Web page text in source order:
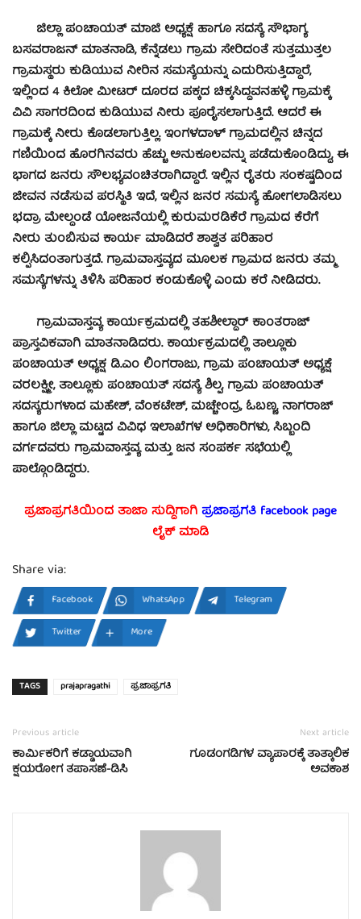
ಜಿಲ್ಲಾ ಪಂಚಾಯತ್ ಮಾಜಿ ಅಧ್ಯಕ್ಷೆ ಹಾಗೂ ಸದಸ್ಯೆ ಸೌಭಾಗ್ಯ
ಬಸವರಾಜನ್ ಮಾತನಾಡಿ, ಕೆನ್ನೆಡಲು ಗ್ರಾಮ ಸೇರಿದಂತೆ ಸುತ್ತಮುತ್ತಲ
ಗ್ರಾಮಸ್ಥರು ಕುಡಿಯುವ ನೀರಿನ ಸಮಸ್ಯೆಯನ್ನು ಎದುರಿಸುತ್ತಿದ್ದಾರೆ,
ಇಲ್ಲಿಂದ 4 ಕಿಲೋ ಮೀಟರ್ ದೂರದ ಪಕ್ಕದ ಚಿಕ್ಕಸಿದ್ದವನಹಳ್ಳಿ ಗ್ರಾಮಕ್ಕೆ
ವಿವಿ ಸಾಗರದಿಂದ ಕುಡಿಯುವ ನೀರು ಪೂರೈಸಲಾಗುತ್ತಿದೆ. ಆದರೆ ಈ
ಗ್ರಾಮಕ್ಕೆ ನೀರು ಕೊಡಲಾಗುತ್ತಿಲ್ಲ. ಇಂಗಳದಾಳ್ ಗ್ರಾಮದಲ್ಲಿನ ಚಿನ್ನದ
ಗಣಿಯಿಂದ ಹೊರಗಿನವರು ಹೆಚ್ಚು ಅನುಕೂಲವನ್ನು ಪಡೆದುಕೊಂಡಿದ್ದು, ಈ
ಭಾಗದ ಜನರು ಸೌಲಭ್ಯವಂಚಿತರಾಗಿದ್ದಾರೆ. ಇಲ್ಲಿನ ರೈತರು ಸಂಕಷ್ಟದಿಂದ
ಜೀವನ ನಡೆಸುವ ಪರಸ್ಥಿತಿ ಇದೆ, ಇಲ್ಲಿನ ಜನರ ಸಮಸ್ಯೆ ಹೋಗಲಾಡಿಸಲು
ಭದ್ರಾ ಮೇಲ್ದಂಡೆ ಯೋಜನೆಯಲ್ಲಿ ಕುರುಮರಡಿಕೆರೆ ಗ್ರಾಮದ ಕೆರೆಗೆ
ನೀರು ತುಂಬಿಸುವ ಕಾರ್ಯ ಮಾಡಿದರೆ ಶಾಶ್ವತ ಪರಿಹಾರ
ಕಲ್ಪಿಸಿದಂತಾಗುತ್ತದೆ. ಗ್ರಾಮವಾಸ್ತವ್ಯದ ಮೂಲಕ ಗ್ರಾಮದ ಜನರು ತಮ್ಮ
ಸಮಸ್ಯೆಗಳನ್ನು ತಿಳಿಸಿ ಪರಿಹಾರ ಕಂಡುಕೊಳ್ಳಿ ಎಂದು ಕರೆ ನೀಡಿದರು.
ಗ್ರಾಮವಾಸ್ತವ್ಯ ಕಾರ್ಯಕ್ರಮದಲ್ಲಿ ತಹಶೀಲ್ದಾರ್ ಕಾಂತರಾಜ್
ಪ್ರಾಸ್ತವಿಕವಾಗಿ ಮಾತನಾಡಿದರು. ಕಾರ್ಯಕ್ರಮದಲ್ಲಿ ತಾಲ್ಲೂಕು
ಪಂಚಾಯತ್ ಅಧ್ಯಕ್ಷ ಡಿ.ಎಂ ಲಿಂಗರಾಜು, ಗ್ರಾಮ ಪಂಚಾಯತ್ ಅಧ್ಯಕ್ಷೆ
ವರಲಕ್ಷ್ಮೀ, ತಾಲ್ಲೂಕು ಪಂಚಾಯತ್ ಸದಸ್ಯೆ ಶಿಲ್ಪ, ಗ್ರಾಮ ಪಂಚಾಯತ್
ಸದಸ್ಯರುಗಳಾದ ಮಹೇಶ್, ವೆಂಕಟೇಶ್, ಮಚ್ಚೇಂದ್ರ, ಓಬಣ್ಣ, ನಾಗರಾಜ್
ಹಾಗೂ ಜಿಲ್ಲಾ ಮಟ್ಟದ ವಿವಿಧ ಇಲಾಖೆಗಳ ಅಧಿಕಾರಿಗಳು, ಸಿಬ್ಬಂದಿ
ವರ್ಗದವರು ಗ್ರಾಮವಾಸ್ತವ್ಯ ಮತ್ತು ಜನ ಸಂಪರ್ಕ ಸಭೆಯಲ್ಲಿ
ಪಾಲ್ಗೊಂಡಿದ್ದರು.
ಪ್ರಜಾಪ್ರಗತಿಯಿಂದ ತಾಜಾ ಸುದ್ದಿಗಾಗಿಪ್ರಜಾಪ್ರಗತಿ facebookpage
ಲೈಕ್ ಮಾಡಿ
Share via:
Facebook WhatsApp
Telegram
Twitter
More
TAGS prajapragathi ಪ್ರಜಾಪ್ರಗತಿ
Previous article
ಕಾರ್ಮಿಕರಿಗೆ ಕಡ್ಡಾಯವಾಗಿ
ಕ್ಷಯರೋಗ ತಪಾಸಣೆ-ಡಿಸಿ
Next article
ಗೂಡಂಗಡಿಗಳ ವ್ಯಾಪಾರಕ್ಕೆ ತಾತ್ಕಾಲಿಕ
ಅವಕಾಶ